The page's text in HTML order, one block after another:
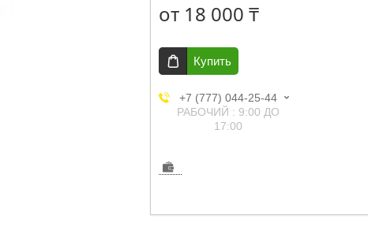
от 18 000 ₸
Купить
+7 (777) 044-25-44
РАБОЧИЙ : 9:00 ДО
17:00